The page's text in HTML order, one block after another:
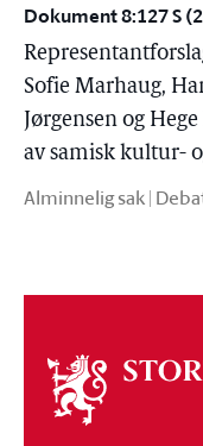
Dokument 8:127 S
Sofie Marhaug,
Jørgensen og
av samisk kultur-
Alminnelig sak |
Om
stortinget